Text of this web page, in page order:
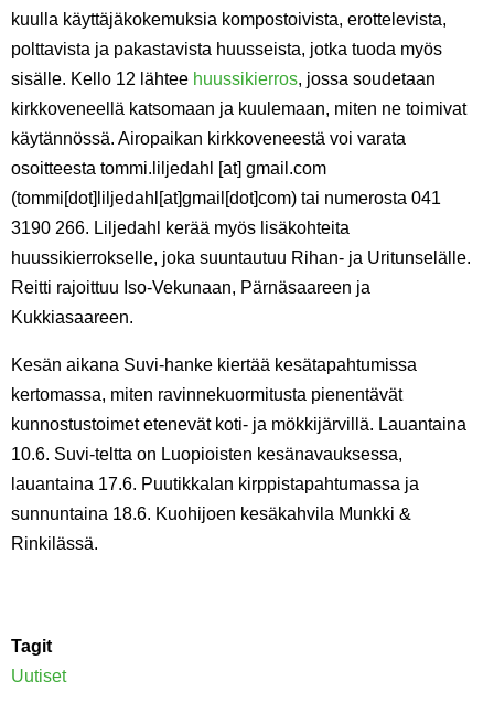
kuulla käyttäjäkokemuksia kompostoivista, erottelevista,
polttavista ja pakastavista huusseista, jotka tuoda myös
sisälle. Kello 12 lähtee huussikierros, jossa soudetaan
kirkkoveneellä katsomaan ja kuulemaan, miten ne toimivat
käytännössä. Airopaikan kirkkoveneestä voi varata
osoitteesta tommi. liljedahl [at] gmail .com
(tommi[dot]liljedahl[at]gmail[dot]com) tai numerosta 041
3190 266. Liljedahl kerää myös lisäkohteita
huussikierrokselle, joka suuntautuu Rihan- ja Uritunselälle.
Reitti rajoittuu Iso-Vekunaan, Pärnäsaareen ja
Kukkiasaareen.
Kesän aikana Suvi-hanke kiertää kesätapahtumissa
kertomassa, miten ravinnekuormitusta pienentävät
kunnostustoimet etenevät koti- ja mökkijärvillä. Lauantaina
10.6. Suvi-teltta on Luopioisten kesänavauksessa,
lauantaina 17.6. Puutikkalan kirppistapahtumassa ja
sunnuntaina 18.6. Kuohijoen kesäkahvila Munkki &
Rinkilässä.
Tagit
Uutiset